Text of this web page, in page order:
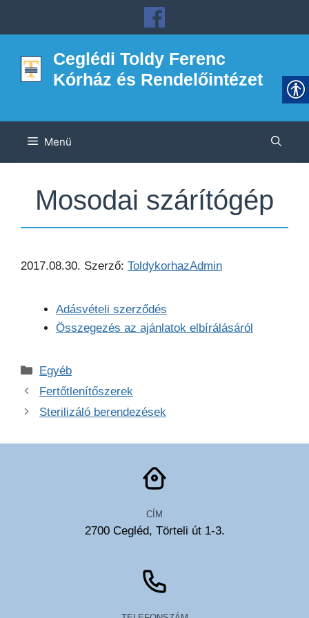
Ceglédi Toldy Ferenc
Kórház és Rendelőintézet
Menü
Mosodai szárítógép
2017.08.30. Szerző: ToldykorhazAdmin
Adásvételi szerződés
Összegezés az ajánlatok elbírálásáról
Kategória
Egyéb
Fertőtlenítőszerek
Sterilizáló berendezések
CÍM
2700 Cegléd, Törteli út 1-3.